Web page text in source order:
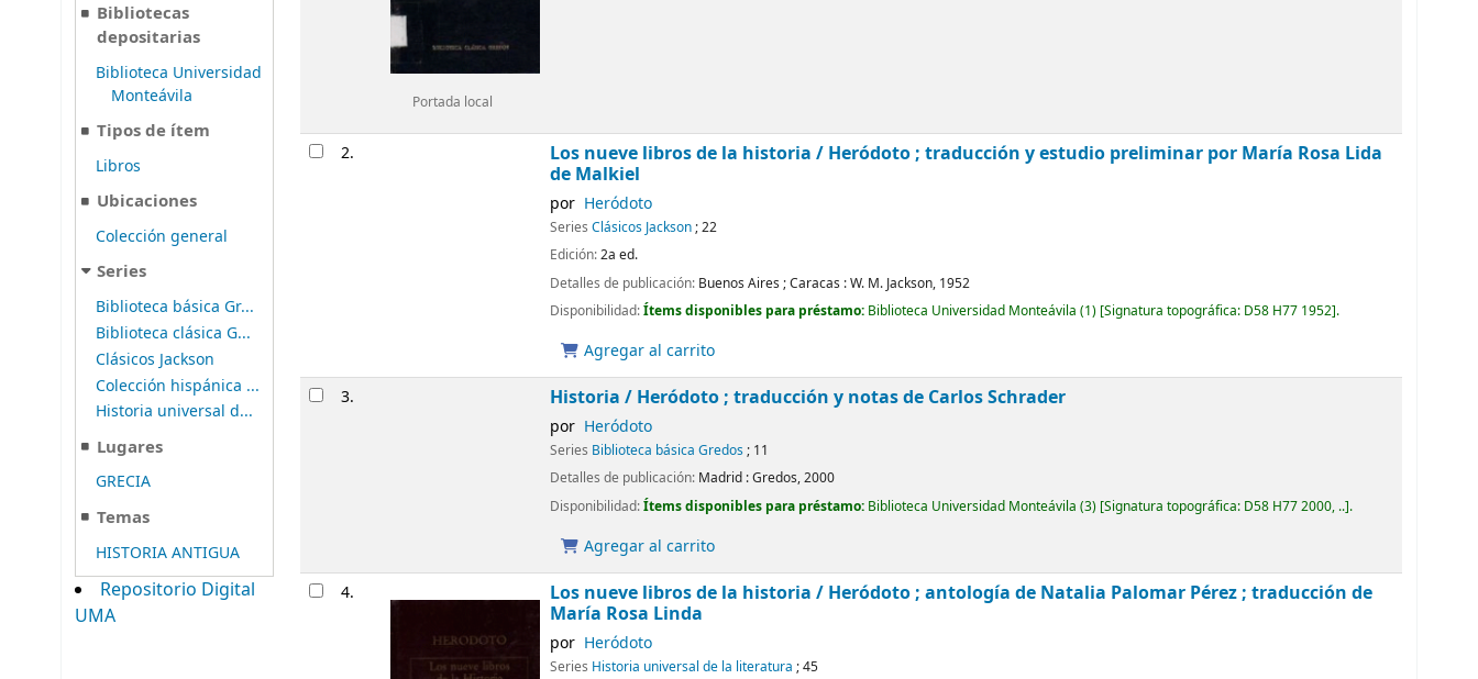
Bibliotecas
depositarias
Biblioteca Universidad
Monteávila
Tipos de ítem
Libros
Ubicaciones
Colección general
Series
Biblioteca básica Gr...
Biblioteca clásica G...
Clásicos Jackson
Colección hispánica ...
Historia universal d...
Lugares
GRECIA
Temas
HISTORIA ANTIGUA
Repositorio Digital
UMA
Portada local
2. Los nueve libros de la historia / Heródoto ; traducción y estudio preliminar por María Rosa Lida
de Malkiel
por Heródoto
SeriesClásicos Jackson; 22
Edición:2a ed.
Detalles de publicación: Buenos Aires ; Caracas :W. M. Jackson, 1952
Disponibilidad:Ítems disponibles para préstamo: Biblioteca Universidad Monteávila (1) Signatura topográfica: D58 H77 1952 .
Agregar al carrito
3. Historia / Heródoto ; traducción y notas de Carlos Schrader
por Heródoto
Series Biblioteca básica Gredos; 11
Detalles de publicación: Madrid :Gredos,2000
Disponibilidad:Ítems disponibles para préstamo: Biblioteca Universidad Monteávila (3) Signatura topográfica: D58 H77 2000, .. .
Agregar al carrito
4. Los nueve libros de la historia / Heródoto ; antología de Natalia Palomar Pérez ; traducción de
María Rosa Linda
por Heródoto
Series Historia universal de la literatura ; 45